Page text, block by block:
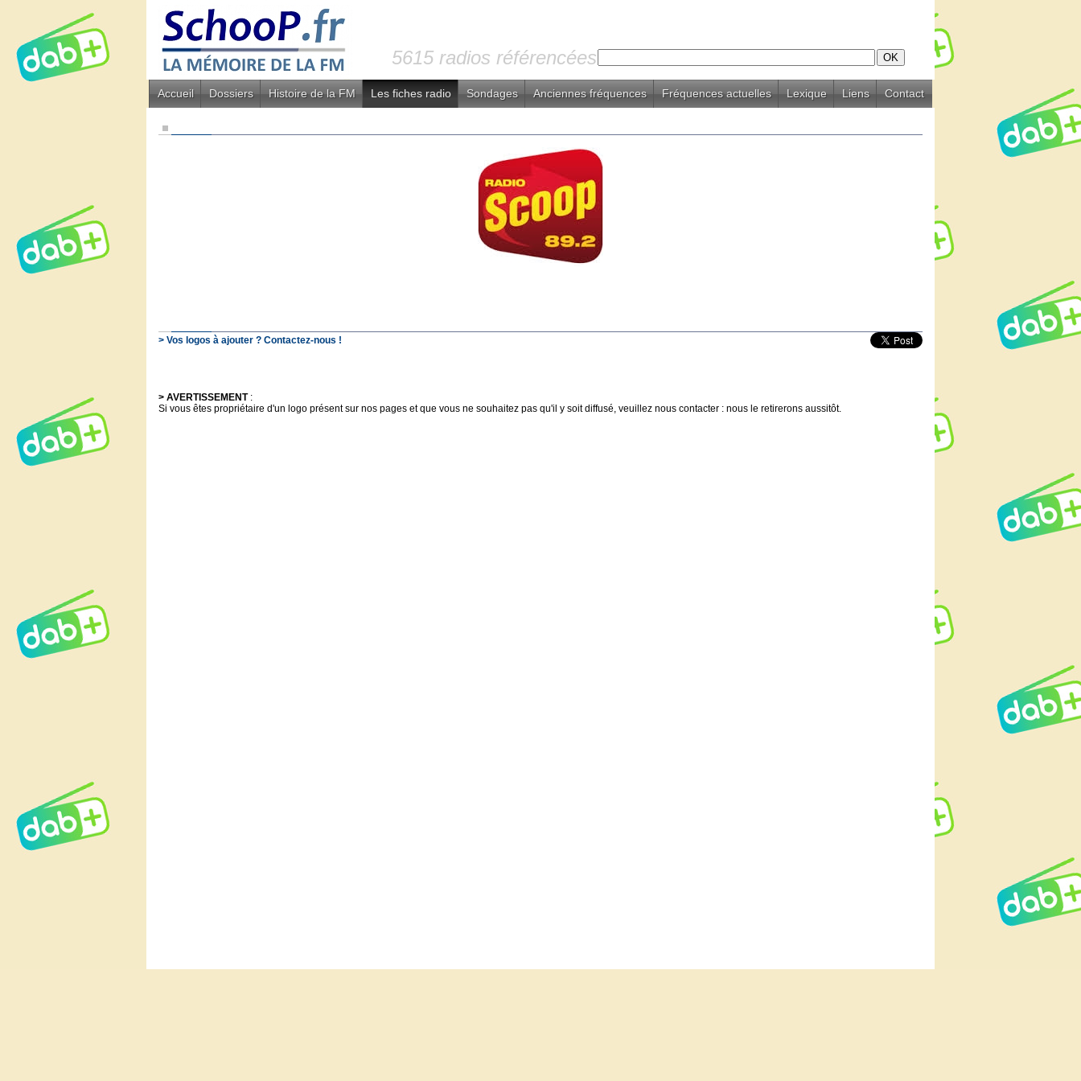
5615 radios référencées
Accueil Dossiers Histoire de la FM Les fiches radio Sondages Anciennes fréquences Fréquences actuelles Lexique Liens Contact
> Vos logos à ajouter ? Contactez-nous !
> AVERTISSEMENT:
Si vous êtes propriétaire d'un logo présent sur nos pages et que vous ne souhaitez pas qu'il y soit diffusé, veuillez nous contacter : nous le retirerons aussitôt.